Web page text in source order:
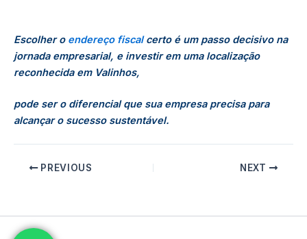
Escolher o endereço fiscalcerto é um passo decisivo na
jornada empresarial, e investir em uma localização
reconhecida em Valinhos,
pode ser o diferencial que sua empresa precisa para
alcançar o sucesso sustentável.
PREVIOUS NEXT